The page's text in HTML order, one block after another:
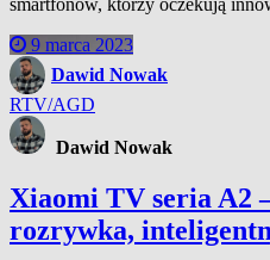
9 marca 2023
Dawid Nowak
RTV/AGD
Dawid Nowak
Xiaomi TV seria A2
rozrywka,